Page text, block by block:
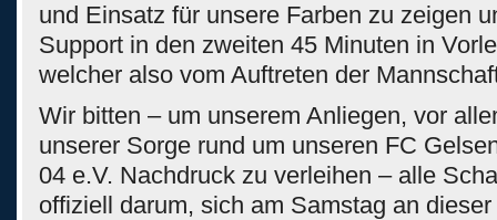
und Einsatz für unsere Farben zu zeigen
Support in den zweiten 45 Minuten in
welcher also vom Auftreten der
Wir bitten – um unserem Anliegen, vor
unserer Sorge rund um unseren FC
04 e.V. Nachdruck zu verleihen – alle
offiziell darum, sich am Samstag an